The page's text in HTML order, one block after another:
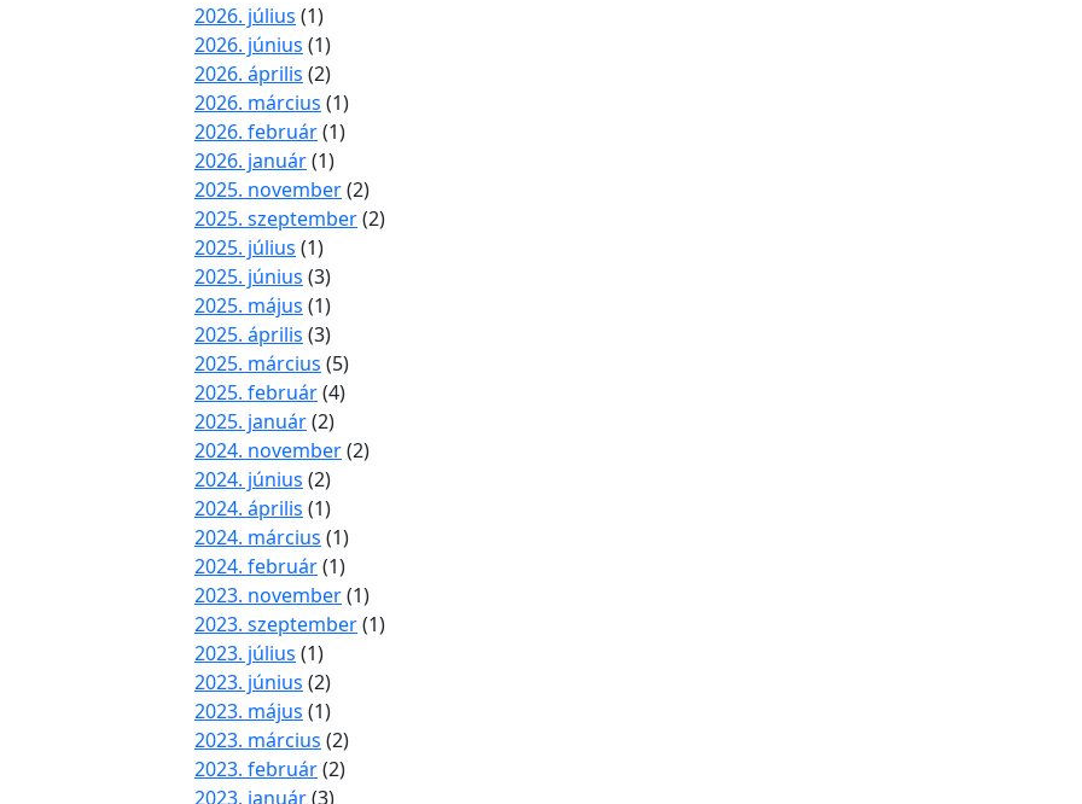
2026. július (1)
2026. június (1)
2026. április (2)
2026. március (1)
2026. február(1)
2026. január(1)
2025. november(2)
2025. szeptember(2)
2025. július (1)
2025. június (3)
2025. május (1)
2025. április (3)
2025. március (5)
2025. február(4)
2025. január(2)
2024. november(2)
2024. június (2)
2024. április (1)
2024. március (1)
2024. február(1)
2023. november(1)
2023. szeptember(1)
2023. július (1)
2023. június (2)
2023. május (1)
2023. március (2)
2023. február(2)
2023. január(3)